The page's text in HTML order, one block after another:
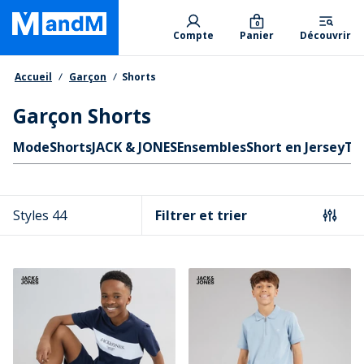
Skip
main
content
Primary departments
Compte Panier
0
Découvrir
Fil d'Ariane
Accueil Garçon Shorts
Garçon Shorts
Liens rapides
ModeShortsJACK & JONESEnsemblesShort en JerseyT-
Styles 44 Filtrer et trier